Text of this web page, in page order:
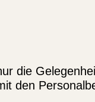
die
den